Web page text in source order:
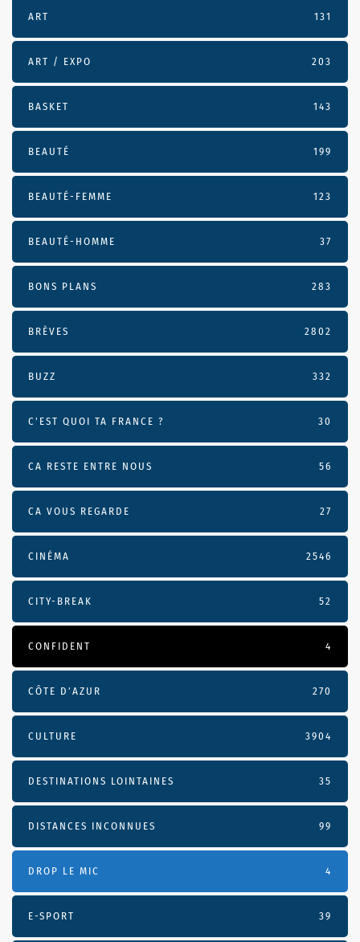
ART 131
ART / EXPO 203
BASKET 143
BEAUTÉ 199
BEAUTÉ-FEMME 123
BEAUTÉ-HOMME 37
BONS PLANS 283
BRÈVES 2802
BUZZ 332
C'EST QUOI TA FRANCE ? 30
CA RESTE ENTRE NOUS 56
CA VOUS REGARDE 27
CINÉMA 2546
CITY-BREAK 52
CONFIDENT 4
CÔTE D’AZUR 270
CULTURE 3904
DESTINATIONS LOINTAINES 35
DISTANCES INCONNUES 99
DROP LE MIC 4
E-SPORT 39